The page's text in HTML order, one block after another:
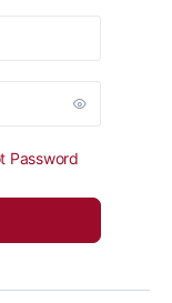
Password